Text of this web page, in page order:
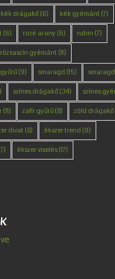
kék drágakő(6) kék gyémánt (7)
(6) rozé arany (6) rubin (7)
rózsaszín gyémánt (11)
(9) smaragd (15)
színes drágakő(34) színes
(11) zafír gyűrű(8) zöld drágakő
divat (8) ékszer trend (9)
ékszer viselés(17)